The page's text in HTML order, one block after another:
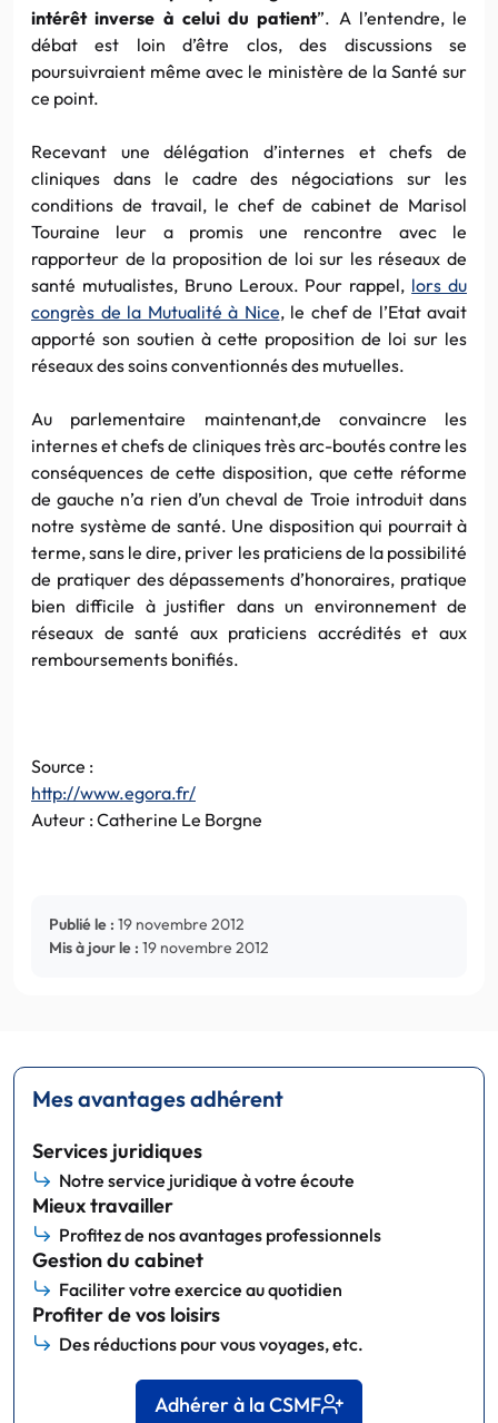
intérêt inverse à celui du patient”. A l’entendre, le
débat est loin d’être clos, des discussions se
poursuivraient même avec le ministère de la Santé sur
ce point.
Recevant une délégation d’internes et chefs de
cliniques dans le cadre des négociations sur les
conditions de travail, le chef de cabinet de Marisol
Touraine leur a promis une rencontre avec le
rapporteur de la proposition de loi sur les réseaux de
santé mutualistes, Bruno Leroux. Pour rappel, lors du
congrès de la Mutualité à Nice, le chef de l’Etat avait
apporté son soutien à cette proposition de loi sur les
réseaux des soins conventionnés des mutuelles.
Au parlementaire maintenant,de convaincre les
internes et chefs de cliniques très arc-boutés contre les
conséquences de cette disposition, que cette réforme
de gauche n’a rien d’un cheval de Troie introduit dans
notre système de santé. Une disposition qui pourrait à
terme, sans le dire, priver les praticiens de la possibilité
de pratiquer des dépassements d’honoraires, pratique
bien difficile à justifier dans un environnement de
réseaux de santé aux praticiens accrédités et aux
remboursements bonifiés.
Source :
http://www.egora.fr/
Auteur : Catherine Le Borgne
Publié le : 19 novembre 2012
Mis à jour le : 19 novembre 2012
Mes avantages adhérent
Services juridiques
Notre service juridique à votre écoute
Mieux travailler
Profitez de nos avantages professionnels
Gestion du cabinet
Faciliter votre exercice au quotidien
Profiter de vos loisirs
Des réductions pour vous voyages, etc.
Adhérer à la CSMF